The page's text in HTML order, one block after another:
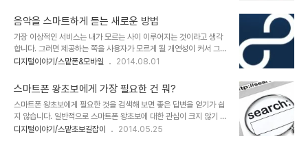
블로거 또는 CP(컨텐츠 생산자)..
않지만 그렇게 수익적 측면에서 기업 구글을 말하자면 구글은 한마디
로 광고회사입니다. 왠지 이렇게 이야기해 놓고 보니 구글과는 동떨어
진 언론사와 같은 느낌이 들죠? 맞습니다. 구글의 외형적 성격인 기술
집약적 특성과는 멀어도 너무 멀게 느껴지지만, 수익적 측면으론 그렇
습니다. 언론사들이 제아무리 독자를 운운하지만, 언론들은 광고주를
독자 수에 있다는 걸 제쳐 놓..
음악을 스마트하게 듣는 새로운 방법
가장 이상적인 서비스는 내가 모르는 사이 이루어지는 것이라고 생각
합니다. 그러면 제공하는 쪽을 사용자가 모르게 될 개연성이 커서 그런
서비스를 누가 할까라는 생각이 들기도 하죠? 너무 받는 쪽의 입장만
생각하지 않아도 될뿐더러 그만큼의 뭔가가 있으니까 서비스하는 곳
들은 많은 겁니다. 대표적으로 인터넷 관련 기업들이 그렇죠. 어쩌면
오히려 그들이 어떻게 수익을 창출하는지 주의 깊게 알아야 할 필요가
있다고 생각합니다. 암튼 그건 그렇구요. 유튜브 사용법 안내를 통해
스마트한 음악 듣기 방법의 일환으로 맛보기 정도로 포스팅을 했었습
디지털이야기/스맡폰&모바일 2014.08.01
스마트폰 왕초보에게 가장 필요한 건 뭐?
스마트폰 왕초보에게 필요한 것을 검색해 보면 좋은 답변을 얻기가 쉽
지 않습니다. 일반적으로 스마트폰 왕초보에 대한 관심이 크지 않기 때
문이기도 하지만 결론적으로 스마트폰 왕초보지만 왕초보라도 할 수
디지털이야기/스맡초보길잡이 2014.05.25